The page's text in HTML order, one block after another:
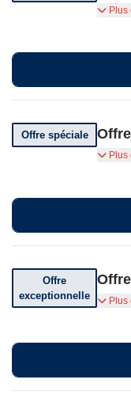
Le
et
Offre spéciale
ainsi
long
Offre
exceptionnelle
Faites